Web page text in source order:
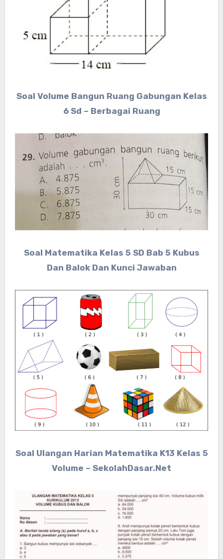
Soal Volume Bangun Ruang Gabungan Kelas
6 Sd – Berbagai Ruang
Soal Matematika Kelas 5 SD Bab 5 Kubus
Dan Balok Dan Kunci Jawaban
Soal Ulangan Harian Matematika K13 Kelas 5
Volume – SekolahDasar.Net